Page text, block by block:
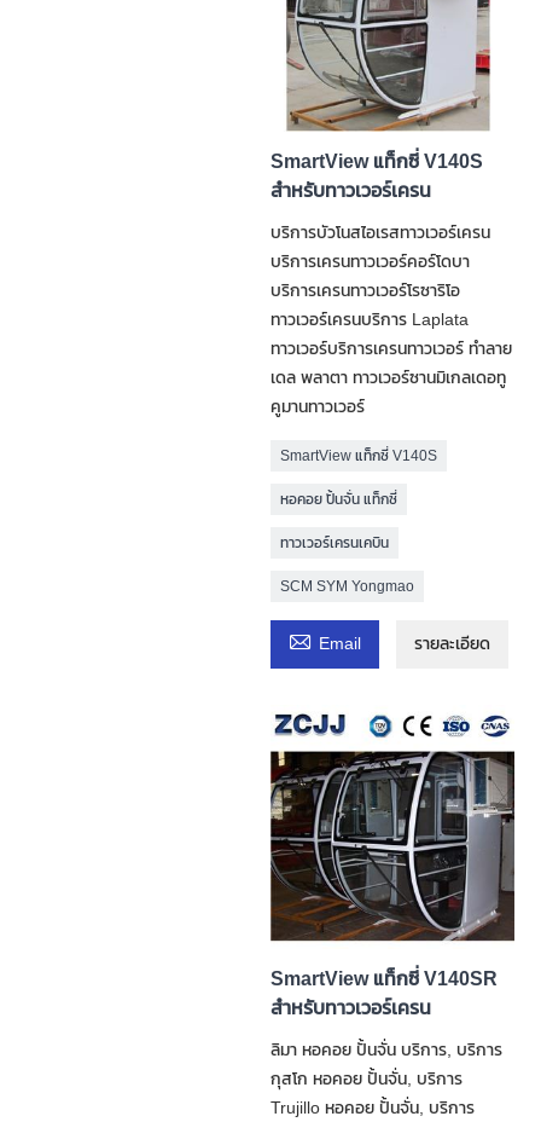
SmartView แท็กซี่ V140S
สำหรับทาวเวอร์เครน
บริการบัวโนสไอเรสทาวเวอร์เครน
บริการเครนทาวเวอร์คอร์โดบา
บริการเครนทาวเวอร์โรซาริโอ
ทาวเวอร์เครนบริการ Laplata
ทาวเวอร์บริการเครนทาวเวอร์ ทำลาย
เดล พลาตา ทาวเวอร์ซานมิเกลเดอทู
คูมานทาวเวอร์
SmartView แท็กซี่ V140S
หอคอย ปั้นจั่น แท็กซี่
ทาวเวอร์เครนเคบิน
SCM SYM Yongmao
 Email รายละเอียด
SmartView แท็กซี่ V140SR
สำหรับทาวเวอร์เครน
ลิมา หอคอย ปั้นจั่น บริการ, บริการ
กุสโก หอคอย ปั้นจั่น, บริการ
Trujillo หอคอย ปั้นจั่น, บริการ